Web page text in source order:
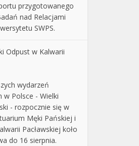
przygotowanego
nad Relacjami
SWPS.
Odpust w Kalwarii
wydarzeń
w Polsce - Wielki
- rozpocznie się w
Męki Pańskiej i
Pacławskiej koło
do 16 sierpnia.